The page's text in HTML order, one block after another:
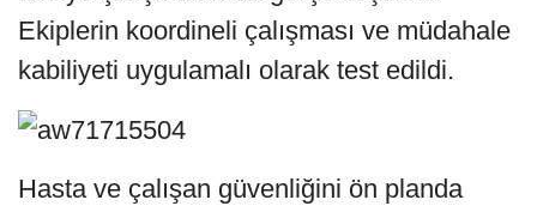
Ekiplerin koordineli çalışması ve müdahale
kabiliyeti uygulamalı olarak test edildi.
Hasta ve çalışan güvenliğini ön planda